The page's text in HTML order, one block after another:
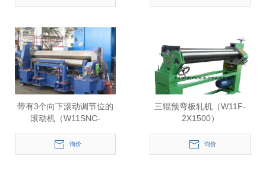
带有3个向下滚动调节位的
滚动机（W11SNC-
询价
三辊预弯板轧机（W11F-
2X1500）
询价